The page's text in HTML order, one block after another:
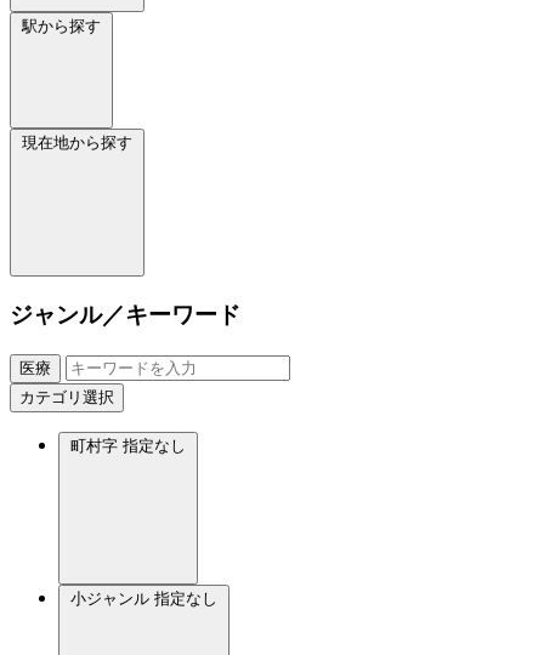
駅から探す
現在地から探す
ジャンル／キーワード
医療
カテゴリ選択
町村字 指定なし
小ジャンル 指定なし